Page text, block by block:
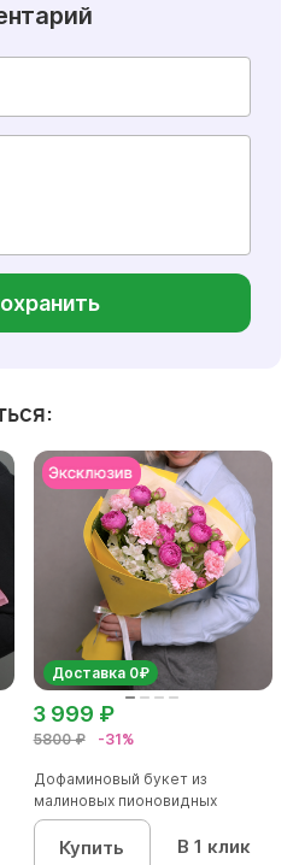
Доставка 0₽
5800 ₽ -31%
3 999 ₽
Дофаминовый букет из
малиновых пионовидных
кустовых роз...
Купить В 1 клик